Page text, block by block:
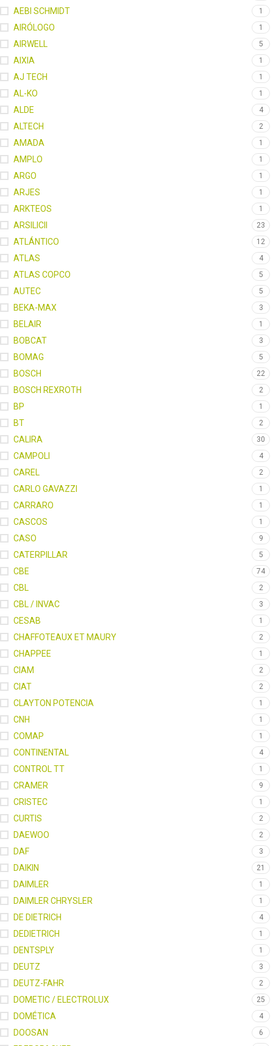
AEBI SCHMIDT 1
AIRÓLOGO 1
AIRWELL 5
AIXIA 1
AJ TECH 1
AL-KO 1
ALDE 4
ALTECH 2
AMADA 1
AMPLO 1
ARGO 1
ARJES 1
ARKTEOS 1
ARSILICII 23
ATLÁNTICO 12
ATLAS 4
ATLAS COPCO 5
AUTEC 5
BEKA-MAX 3
BELAIR 1
BOBCAT 3
BOMAG 5
BOSCH 22
BOSCH REXROTH 2
BP 1
BT 2
CALIRA 30
CAMPOLI 4
CAREL 2
CARLO GAVAZZI 1
CARRARO 1
CASCOS 1
CASO 9
CATERPILLAR 5
CBE 74
CBL 2
CBL / INVAC 3
CESAB 1
CHAFFOTEAUX ET MAURY 2
CHAPPEE 1
CIAM 2
CIAT 2
CLAYTON POTENCIA 1
CNH 1
COMAP 1
CONTINENTAL 4
CONTROL TT 1
CRAMER 9
CRISTEC 1
CURTIS 2
DAEWOO 2
DAF 3
DAIKIN 21
DAIMLER 1
DAIMLER CHRYSLER 1
DE DIETRICH 4
DEDIETRICH 1
DENTSPLY 1
DEUTZ 3
DEUTZ-FAHR 2
DOMETIC / ELECTROLUX 25
DOMÉTICA 4
DOOSAN 6